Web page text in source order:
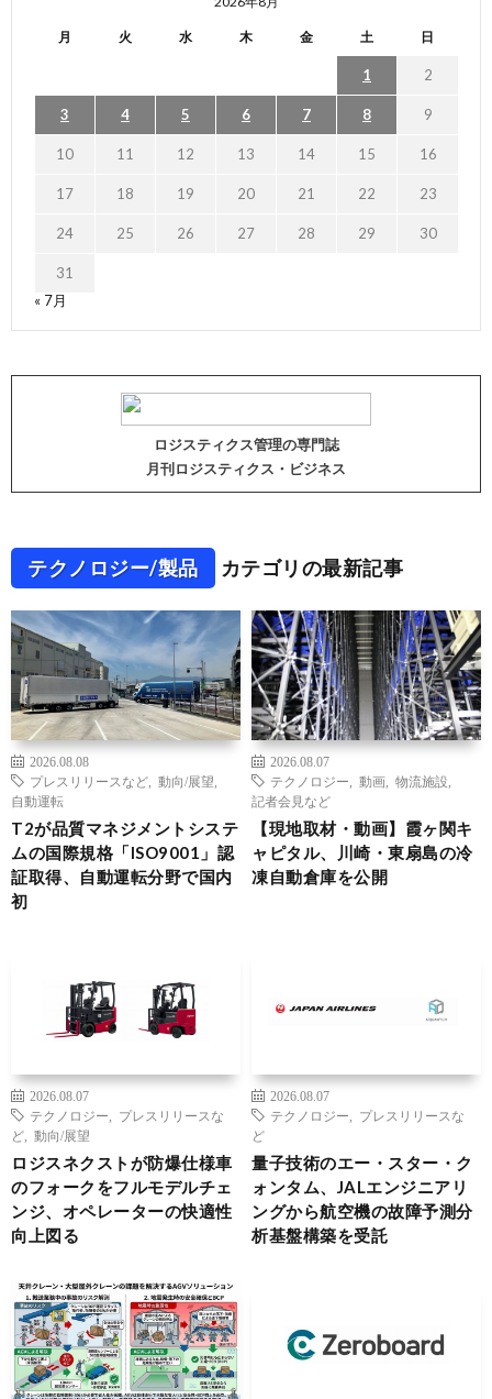
月 火 水 木 金 土 日
1 2
3 4 5 6 7 8 9
10 11 12 13 14 15 16
17 18 19 20 21 22 23
24 25 26 27 28 29 30
31
« 7月
ロジスティクス管理の専門誌
月刊ロジスティクス・ビジネス
テクノロジー/製品 カテゴリの最新記事
2026.08.08
プレスリリースなど
動向/展望
自動運転
T2が品質マネジメントシステ
ムの国際規格「ISO9001」認
証取得、自動運転分野で国内
初
2026.08.07
テクノロジー
動画 物流施設
記者会見など
【現地取材・動画】霞ヶ関キ
ャピタル、川崎・東扇島の冷
凍自動倉庫を公開
2026.08.07
テクノロジー
プレスリリースな
ど
動向/展望
ロジスネクストが防爆仕様車
のフォークをフルモデルチェ
ンジ、オペレーターの快適性
向上図る
2026.08.07
テクノロジー
プレスリリースな
ど
量子技術のエー・スター・ク
ォンタム、JALエンジニアリ
ングから航空機の故障予測分
析基盤構築を受託